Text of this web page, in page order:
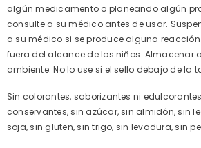
algún medicamento o planeando algún
consulte a su médico antes de usar.
a su médico si se produce alguna
fuera del alcance de los niños. Almacenar
ambiente. No lo use si el sello debajo de la
Sin colorantes, saborizantes ni
conservantes, sin azúcar, sin almidón, sin
soja, sin gluten, sin trigo, sin levadura, sin